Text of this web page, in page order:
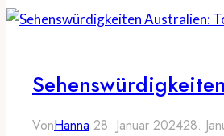
VonHanna 28. Januar 202428.